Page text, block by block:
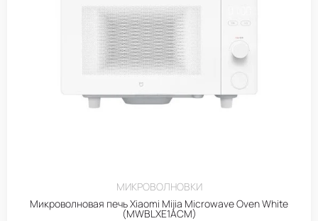
МИКРОВОЛНОВКИ
Микроволновая печь Xiaomi Mijia Microwave Oven White
(MWBLXE1ACM)